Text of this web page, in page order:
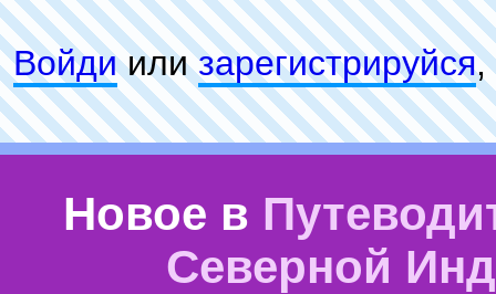
Войдиилизарeгиcтpируйся,
Новое в
Северной